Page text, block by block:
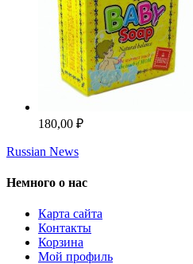
180,00 ₽
Russian News
Немного о нас
Карта сайта
Контакты
Корзина
Мой профиль